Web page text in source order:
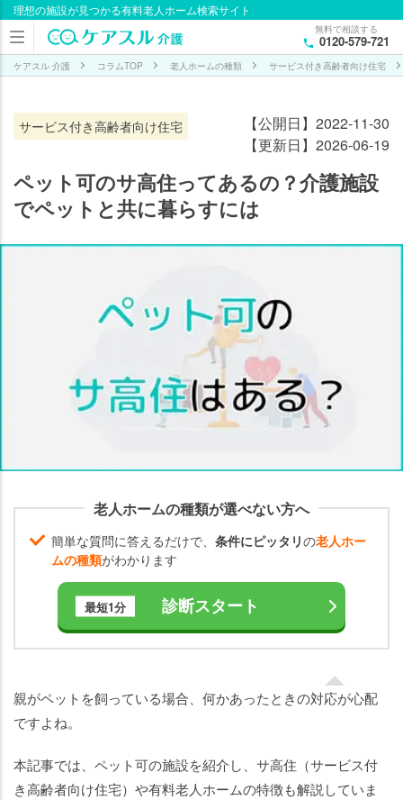
理想の施設が見つかる有料老人ホーム検索サイト
無料で相談する
0120-579-721
ケアスル 介護 コラムTOP 老人ホームの種類 サービス付き高齢者向け住宅
サービス付き高齢者向け住宅
【公開日】2022-11-30
【更新日】2026-06-19
ペット可のサ高住ってあるの？介護施設
でペットと共に暮らすには
老人ホームの種類が選べない方へ
簡単な質問に答えるだけで、 条件にピッタリの老人ホー
ムの種類がわかります
最短1分 診断スタート
親がペットを飼っている場合、何かあったときの対応が心配
ですよね。
本記事では、ペット可の施設を紹介し、サ高住（サービス付
き高齢者向け住宅）や有料老人ホームの特徴も解説していま
目次
ペッ
ト可
設は
サ高
（サ
ービ
ス付
き高
多い
のサ
（サ
ービ
ス付
き高
向け
住
ない
理由
高齢
者が